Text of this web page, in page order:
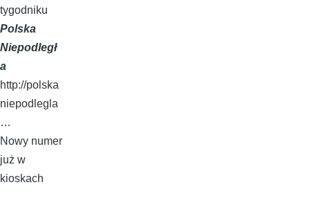
tygodniku
Polska
Niepodległ
a
http://polska
niepodlegla
…
Nowy numer
już w
kioskach